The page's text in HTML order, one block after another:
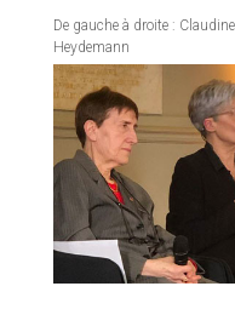
De gauche à droite :
Heydemann